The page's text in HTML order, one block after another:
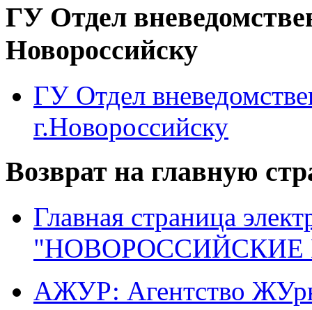
ГУ Отдел
Новороссийску
ГУ Отдел
г.Новороссийску
Возврат на главную
Главная страница
"НОВОРОССИЙСКИЕ
АЖУР: Агентство